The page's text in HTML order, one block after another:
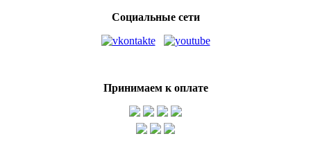
Социальные сети
Принимаем к оплате